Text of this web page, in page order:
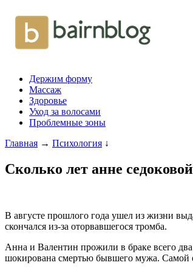
Держим форму
Массаж
Здоровье
Уход за волосами
Проблемные зоны
Главная → Психология ↓
Сколько лет анне
В августе прошлого года ушел из жизни
скончался из-за оторвавшегося тромба.
Анна и Валентин прожили в браке всего
шокирована смертью бывшего мужа. Самой